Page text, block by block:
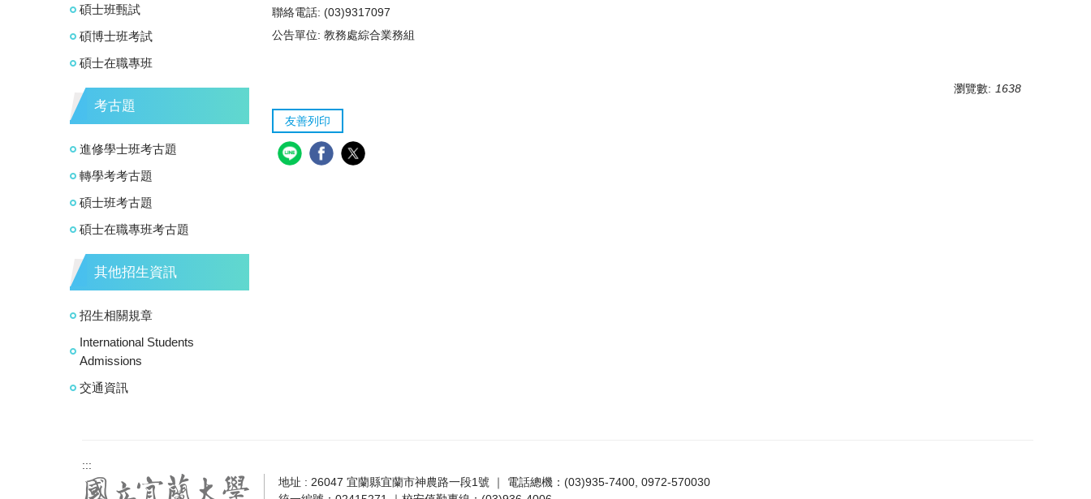
碩士班甄試
碩博士班考試
碩士在職專班
考古題
進修學士班考古題
轉學考考古題
碩士班考古題
碩士在職專班考古題
其他招生資訊
招生相關規章
International Students
Admissions
交通資訊
聯絡電話: (03)9317097
公告單位: 教務處綜合業務組
瀏覽數: 1638
友善列印
:::
地址 : 26047 宜蘭縣宜蘭市神農路一段1號 ｜ 電話總機：(03)935-7400, 0972-570030